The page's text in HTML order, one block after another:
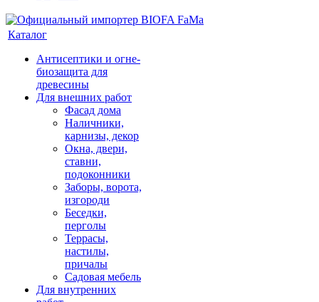
Каталог
Антисептики и огне-
биозащита для
древесины
Для внешних работ
Фасад дома
Наличники,
карнизы, декор
Окна, двери,
ставни,
подоконники
Заборы, ворота,
изгороди
Беседки,
перголы
Террасы,
настилы,
причалы
Садовая мебель
Для внутренних